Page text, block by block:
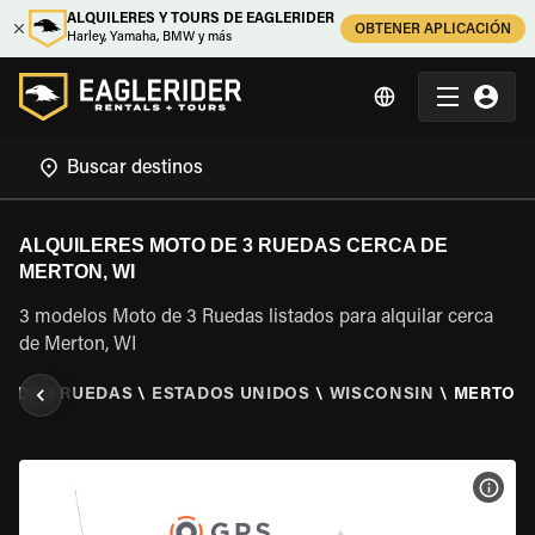
ALQUILERES Y TOURS DE EAGLERIDER
Harley, Yamaha, BMW y más
OBTENER APLICACIÓN
ALQUILERES MOTO DE 3 RUEDAS CERCA DE
MERTON, WI
3 modelos Moto de 3 Ruedas listados para alquilar cerca
de Merton, WI
DE 3 RUEDAS \ ESTADOS UNIDOS \ WISCONSIN \
VER